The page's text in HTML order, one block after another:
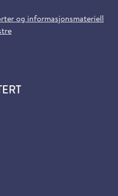
og informasjonsmateriell